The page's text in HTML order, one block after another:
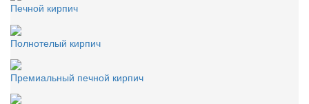
Печной кирпич
Полнотелый кирпич
Премиальный печной кирпич